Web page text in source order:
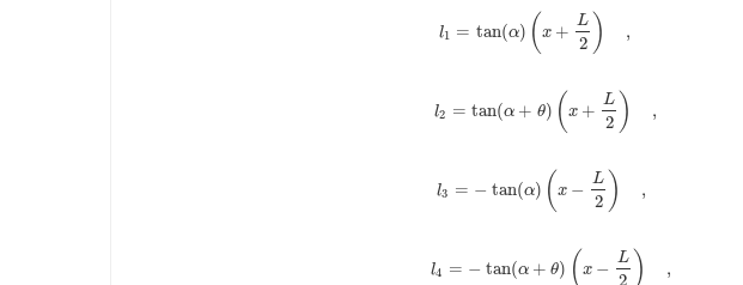
l1 = tan(α) ( x +
L
2 ) ,
l1=tan(α) (x +L 2),
l2 = tan(α + θ) (x +
L
2 ) ,
l2=tan(α +θ )( x+L2),
l3 = − tan(α) ( x −
L
2 ) ,
l3 =−tan(α ) x−L 2),
l4 = − tan(α + θ) ( x −
L
2 ) ,
l 4=−tan (α +θ) ( x− L2 ),